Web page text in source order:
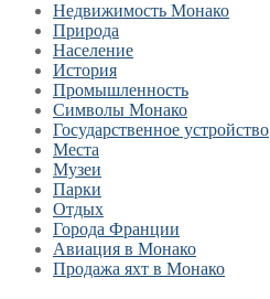
Недвижимость Монако
Природа
Население
История
Промышленность
Символы Монако
Государственное устройство
Места
Музеи
Парки
Отдых
Города Франции
Авиация в Монако
Продажа яхт в Монако